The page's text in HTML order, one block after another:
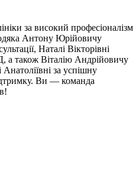
за високий професіоналізм
Антону Юрійовичу
Наталі Вікторівні
а також Віталію Андрійовичу
Анатоліївні за успішну
Ви — команда